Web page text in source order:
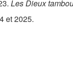
Les Dieux
et 2025.